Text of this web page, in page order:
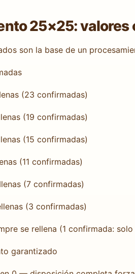
25×25: valores
son la base de un
(23 confirmadas)
(19 confirmadas)
(15 confirmadas)
(11 confirmadas)
(7 confirmadas)
(3 confirmadas)
se rellena (1 confirmada:
garantizado